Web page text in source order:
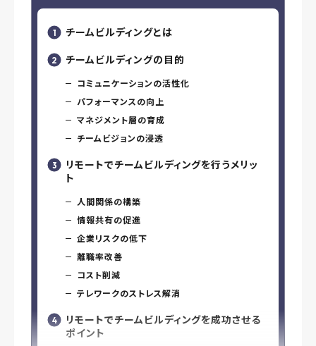
チームビルディングとは
チームビルディングの目的
コミュニケーションの活性化
パフォーマンスの向上
マネジメント層の育成
チームビジョンの浸透
リモートでチームビルディングを行うメリッ
ト
人間関係の構築
情報共有の促進
企業リスクの低下
離職率改善
コスト削減
テレワークのストレス解消
リモートでチームビルディングを成功させる
ポイント